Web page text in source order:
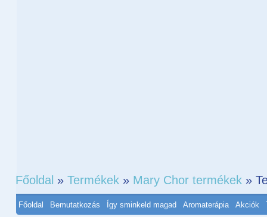
Főoldal »Termékek » Mary Chor termékek »
Főoldal Bemutatkozás Így sminkeld magad Aromaterápia Akciók